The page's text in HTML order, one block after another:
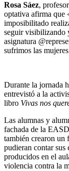
Rosa Sáez,
optativa afirma que
imposibilitado
seguir visibilizando
asignatura
sufrimos las
Durante la jornada
entrevistó a la
libro Vivas nos
Las alumnas y
fachada de la
también crearon un
pudieran contar sus
producidos en el
violencia contra la